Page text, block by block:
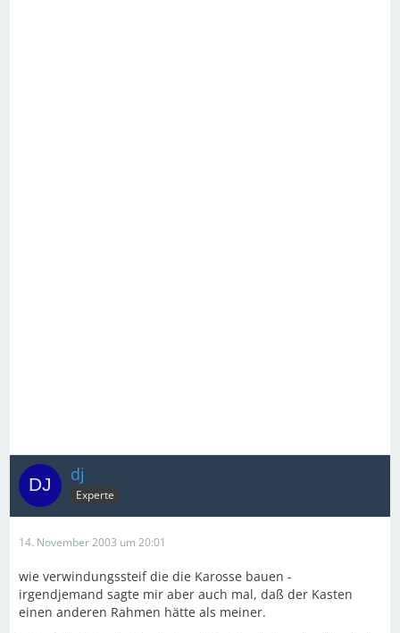
dj
Experte
14. November 2003 um 20:01
wie verwindungssteif die die Karosse bauen -
irgendjemand sagte mir aber auch mal, daß der Kasten
einen anderen Rahmen hätte als meiner.